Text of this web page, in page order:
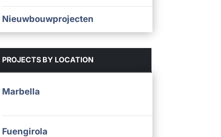
Nieuwbouwprojecten
PROJECTS BY LOCATION
Marbella
Fuengirola